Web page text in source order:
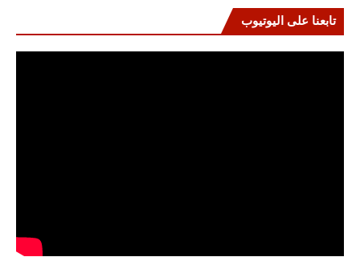
تابعنا على اليوتيوب